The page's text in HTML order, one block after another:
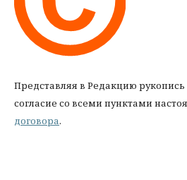
Представляя в Редакцию
согласие со всеми пунктами
договора.